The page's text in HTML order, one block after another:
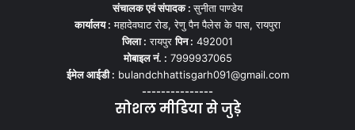
संचालक एवं संपादक :सुनीता पाण्डेय
कार्यालय : महादेवघाट रोड, रेणु पैन पैलेस के पास, रायपुरा
जिला : रायपुरपिन : 492001
मोबाइल नं. : 7999937065
ईमेल आईडी : bulandchhattisgarh091@gmail.com
---------------
सोशल मीडिया से जुड़े